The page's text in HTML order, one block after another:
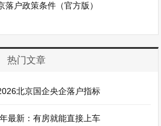
户政策条件（官方版）
热门文章
北京国企央企落户指标
最新：有房就能直接上车